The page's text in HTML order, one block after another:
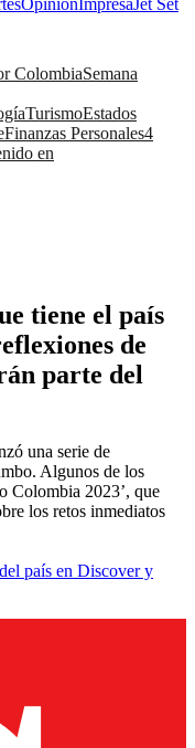
ColombiaSemana
TurismoEstados
Finanzas Personales4
en
tiene el país
de
parte del
una serie de
Algunos de los
Colombia 2023’, que
los retos inmediatos
país en Discover y